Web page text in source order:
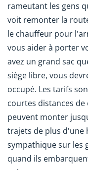
rameutant les gens
voit remonter la
le chauffeur pour
vous aider à porter
avez un grand sac
siège libre, vous
occupé. Les tarifs
courtes distances
peuvent monter
trajets de plus d'une
sympathique sur les
quand ils